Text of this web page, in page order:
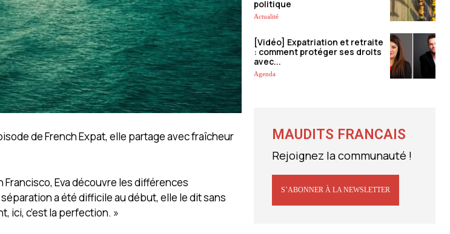
de French Expat, elle partage avec fraîcheur
Eva découvre les différences
a été difficile au début, elle le dit sans
ici, c’est la perfection. »
politique
Actualité
[Vidéo] Expatriation et retraite
: comment protéger ses droits
avec...
Agenda
MAUDITS FRANCAIS
Rejoignez la communauté !
S’ABONNER À LA NEWSLETTER